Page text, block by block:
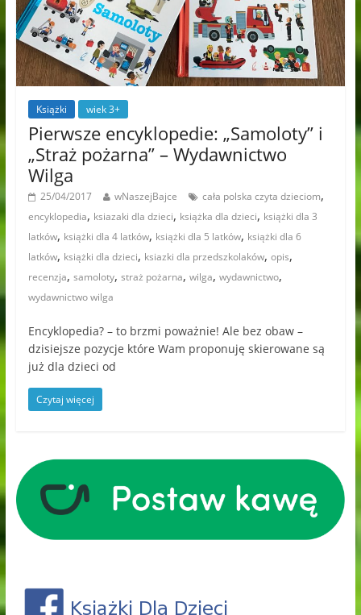
Książki wiek 3+
Pierwsze encyklopedie: „Samoloty” i
„Straż pożarna” – Wydawnictwo
Wilga
25/04/2017 wNaszejBajce cała polska czyta dzieciom,
encyklopedia, ksiazaki dla dzieci, książka dla dzieci, książki dla 3
latków, książki dla 4 latków, książki dla 5 latków, książki dla 6
latków, książki dla dzieci, ksiazki dla przedszkolaków, opis,
recenzja, samoloty, straż pożarna, wilga, wydawnictwo,
wydawnictwo wilga
Encyklopedia? – to brzmi poważnie! Ale bez obaw –
dzisiejsze pozycje które Wam proponuję skierowane są
już dla dzieci od
Czytaj więcej